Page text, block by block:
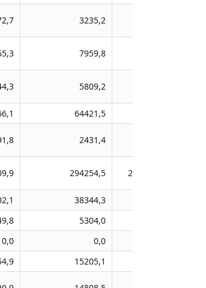
3235,2
7959,8
5809,2
64421,5
2431,4
294254,5 243455,8
38344,3
5304,0
0,0 0,0
15205,1